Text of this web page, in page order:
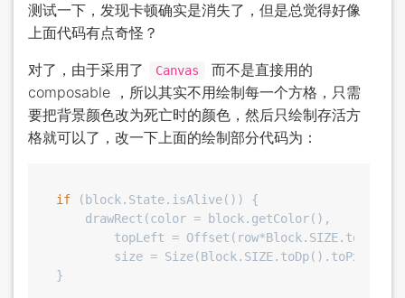
测试一下，发现卡顿确实是消失了，但是总觉得好像
上面代码有点奇怪？
对了，由于采用了 Canvas
而不是直接用的
composable ，所以其实不用绘制每一个方格，只需
要把背景颜色改为死亡时的颜色，然后只绘制存活方
格就可以了，改一下上面的绘制部分代码为：
if (block.State.isAlive()) {
    drawRect(color = block.getColor(),
topLeft =
size = Size(Block.SIZE.toDp().toPx(),